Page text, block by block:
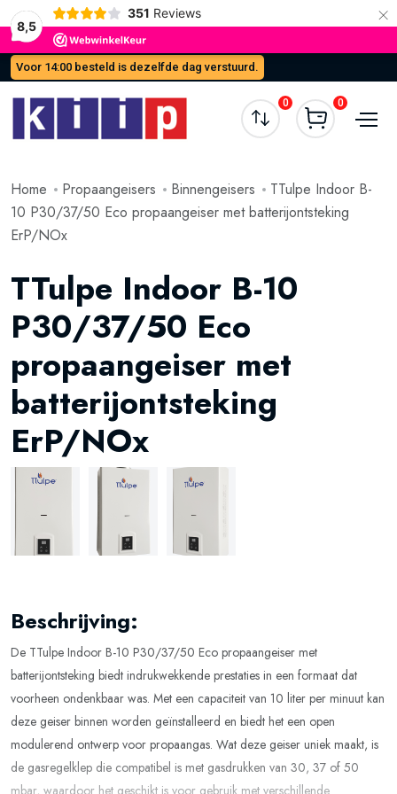
8,5
351 Reviews ×
Voor 14:00 besteld is dezelfde dag verstuurd.
0 0
Home Propaangeisers Binnengeisers
TTulpe Indoor B-
10 P30/37/50 Eco propaangeiser met batterijontsteking
ErP/NOx
TTulpe Indoor B-10
P30/37/50 Eco
propaangeiser met
batterijontsteking
ErP/NOx
Beschrijving:
De TTulpe Indoor B-10 P30/37/50 Eco propaangeiser met
batterijontsteking biedt indrukwekkende prestaties in een formaat dat
voorheen ondenkbaar was. Met een capaciteit van 10 liter per minuut kan
deze geiser binnen worden geïnstalleerd en biedt het een open
modulerend ontwerp voor propaangas. Wat deze geiser uniek maakt, is
de gasregelklep die compatibel is met gasdrukken van 30, 37 of 50
mbar, waardoor het geschikt is voor gebruik met verschillende